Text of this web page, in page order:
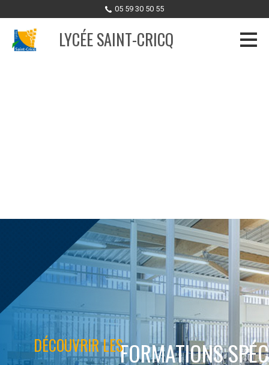
05 59 30 50 55
LYCÉE SAINT-CRICQ
Nos deux journées portes ouvertes sont prévues en présentiel les :
- Samedi 31 janvier 2026 de 9h à 12h : BTS, CPGE TSI et filière STI2D
- Samedi 28 mars 2026 de 9h à 12h : Formations 2nde Pro, 2nde GT,
sections européennes, section internationale américaine-BFI.
IMMERSIONS
Nous proposons des immersions en :
-> Pré-bac (collégiens et lycéens)
- notre spécialité SI du bac général,